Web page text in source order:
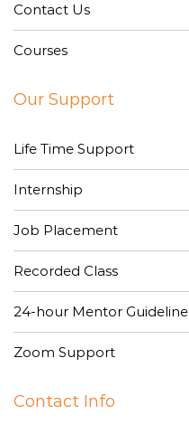
Contact Us
Courses
Our Support
Life Time Support
Internship
Job Placement
Recorded Class
24-hour Mentor Guideline
Zoom Support
Contact Info